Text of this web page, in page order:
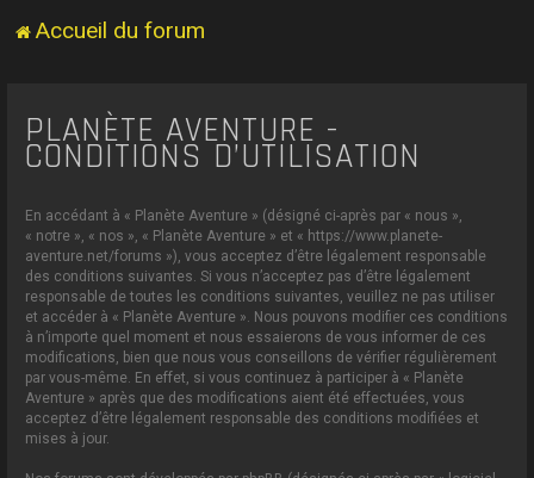
Accueil du forum
PLANÈTE AVENTURE -
CONDITIONS D’UTILISATION
En accédant à « Planète Aventure » (désigné ci-après par « nous »,
« notre », « nos », « Planète Aventure » et « https://www.planete-
aventure.net/forums »), vous acceptez d’être légalement responsable
des conditions suivantes. Si vous n’acceptez pas d’être légalement
responsable de toutes les conditions suivantes, veuillez ne pas utiliser
et accéder à « Planète Aventure ». Nous pouvons modifier ces conditions
à n’importe quel moment et nous essaierons de vous informer de ces
modifications, bien que nous vous conseillons de vérifier régulièrement
par vous-même. En effet, si vous continuez à participer à « Planète
Aventure » après que des modifications aient été effectuées, vous
acceptez d’être légalement responsable des conditions modifiées et
mises à jour.